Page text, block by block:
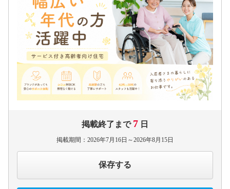
掲載終了まで 7 日
掲載期間：2026年7月16日～2026年8月15日
保存する